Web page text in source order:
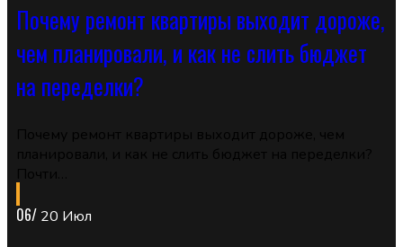
Почему ремонт квартиры выходит дороже,
чем планировали, и как не слить бюджет
на переделки?
06/ 20 Июл